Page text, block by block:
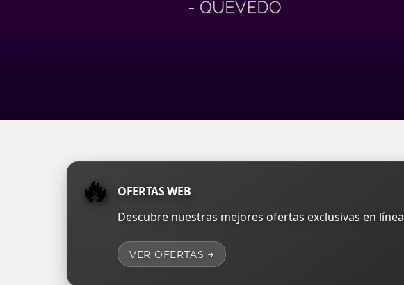
🔥
OFERTAS WEB
Descubre nuestras mejores ofertas exclusivas en línea
VER OFERTAS →